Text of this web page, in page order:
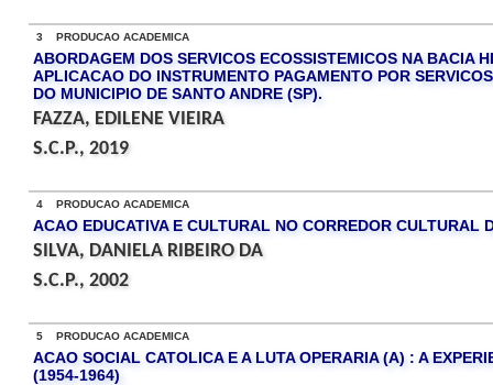
3 PRODUCAO ACADEMICA
ABORDAGEM DOS SERVICOS ECOSSISTEMICOS NA BACIA
APLICACAO DO INSTRUMENTO PAGAMENTO POR
DO MUNICIPIO DE SANTO ANDRE (SP).
FAZZA, EDILENE VIEIRA
S.C.P., 2019
4 PRODUCAO ACADEMICA
ACAO EDUCATIVA E CULTURAL NO CORREDOR CULTURAL
SILVA, DANIELA RIBEIRO DA
S.C.P., 2002
5 PRODUCAO ACADEMICA
ACAO SOCIAL CATOLICA E A LUTA OPERARIA (A) : A
(1954-1964)